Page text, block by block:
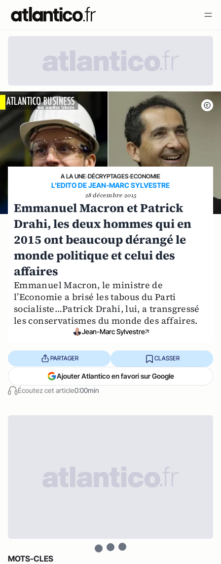
A LA UNE›DÉCRYPTAGES›ECONOMIE
L'EDITO DE JEAN-MARC SYLVESTRE
28 décembre 2015
Emmanuel Macron et Patrick
Drahi, les deux hommes qui en
2015 ont beaucoup dérangé le
monde politique et celui des
affaires
Emmanuel Macron, le ministre de
l’Economie a brisé les tabous du Parti
socialiste…Patrick Drahi, lui, a transgressé
les conservatismes du monde des affaires.
Jean-Marc Sylvestre
Écoutez cet article0:00min
PARTAGER CLASSER
Ajouter Atlantico en favori sur Google
MOTS-CLES